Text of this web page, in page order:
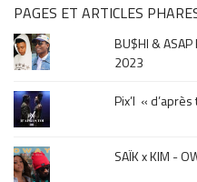
&
musique,
click
sur
le
mois
de
la
sortie
PAGES ET ARTICLES
BU$HI & ASAP
2023
Pix’l «
SAÏK x KIM -